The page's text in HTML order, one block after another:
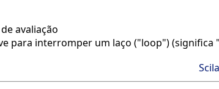
avaliação
para interromper um laço ("loop")